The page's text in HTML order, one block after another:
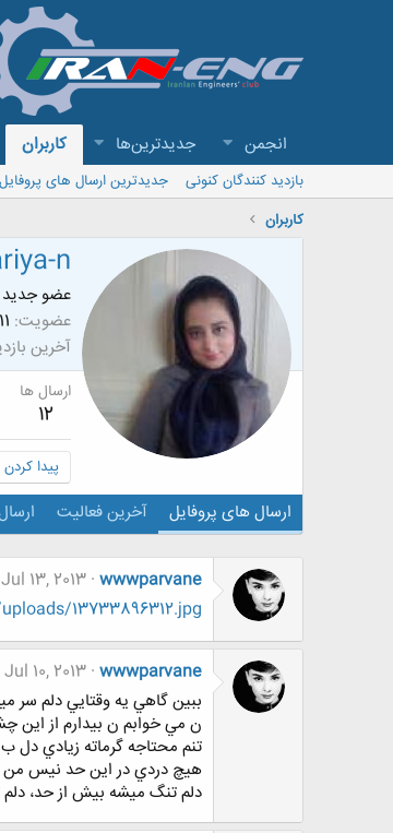
انجمن جدیدترین‌ها کاربران
بازدید کنندگان کنونی جدیدترین ارسال های پروفایل
کاربران
n
عضو جدید
عضویت
آخرین
ارسال ها
12
پیدا کردن
ارسال های پروفایل آخرین فعالیت
wwwparvane
Jul 13, 2013
13733896312.jpg
wwwparvane
Jul 10, 2013
ببين گاهي يه وقتايي دلم سر
ن مي خوابم ن بيدارم از
تنم محتاجه گرماته زيادي دل
هيچ دردي در اين حد نيس من
دلم تنگ ميشه بيش از حد،